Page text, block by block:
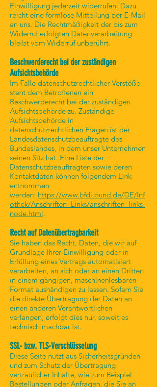
Einwilligung jederzeit widerrufen. Dazu
reicht eine formlose Mitteilung per E-Mail
an uns. Die Rechtmäßigkeit der bis zum
Widerruf erfolgten Datenverarbeitung
bleibt vom Widerruf unberührt.
Beschwerderecht bei der zuständigen
Aufsichtsbehörde
Im Falle datenschutzrechtlicher Verstöße
steht dem Betroffenen ein
Beschwerderecht bei der zuständigen
Aufsichtsbehörde zu. Zuständige
Aufsichtsbehörde in
datenschutzrechtlichen Fragen ist der
Landesdatenschutzbeauftragte des
Bundeslandes, in dem unser Unternehmen
seinen Sitz hat. Eine Liste der
Datenschutzbeauftragten sowie deren
Kontaktdaten können folgendem Link
entnommen
werden: https://www.bfdi.bund.de/DE/Inf
othek/Anschriften_Links/anschriften_links-
node.html.
Recht auf Datenübertragbarkeit
Sie haben das Recht, Daten, die wir auf
Grundlage Ihrer Einwilligung oder in
Erfüllung eines Vertrags automatisiert
verarbeiten, an sich oder an einen Dritten
in einem gängigen, maschinenlesbaren
Format aushändigen zu lassen. Sofern Sie
die direkte Übertragung der Daten an
einen anderen Verantwortlichen
verlangen, erfolgt dies nur, soweit es
technisch machbar ist.
SSL- bzw. TLS-Verschlüsselung
Diese Seite nutzt aus Sicherheitsgründen
und zum Schutz der Übertragung
vertraulicher Inhalte, wie zum Beispiel
Bestellungen oder Anfragen, die Sie an